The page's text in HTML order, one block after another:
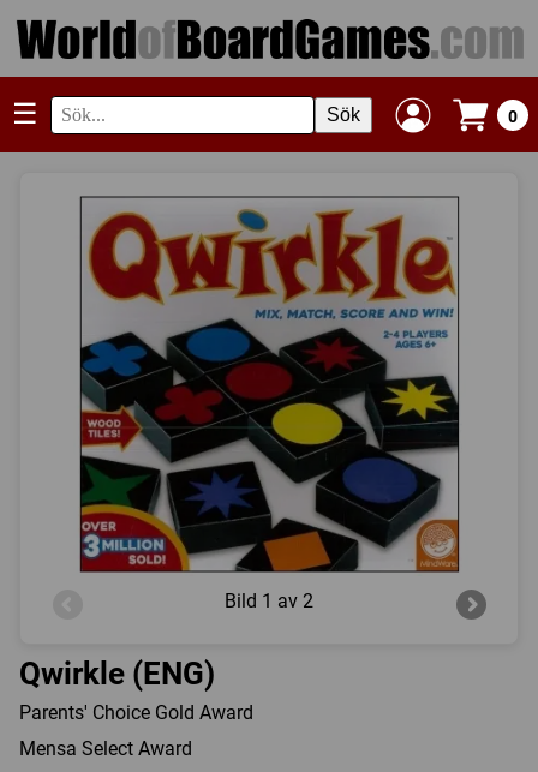
☰ Sök 0
Bild 1 av 2
Qwirkle (ENG)
Parents' Choice Gold Award
Mensa Select Award